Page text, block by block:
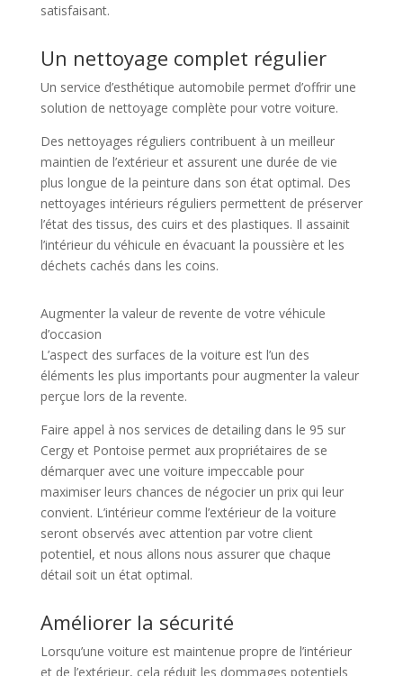
satisfaisant.
Un nettoyage complet régulier
Un service d’esthétique automobile permet d’offrir une
solution de nettoyage complète pour votre voiture.
Des nettoyages réguliers contribuent à un meilleur
maintien de l’extérieur et assurent une durée de vie
plus longue de la peinture dans son état optimal. Des
nettoyages intérieurs réguliers permettent de préserver
l’état des tissus, des cuirs et des plastiques. Il assainit
l’intérieur du véhicule en évacuant la poussière et les
déchets cachés dans les coins.
Augmenter la valeur de revente de votre véhicule
d’occasion
L’aspect des surfaces de la voiture est l’un des
éléments les plus importants pour augmenter la valeur
perçue lors de la revente.
Faire appel à nos services de detailing dans le 95 sur
Cergy et Pontoise permet aux propriétaires de se
démarquer avec une voiture impeccable pour
maximiser leurs chances de négocier un prix qui leur
convient. L’intérieur comme l’extérieur de la voiture
seront observés avec attention par votre client
potentiel, et nous allons nous assurer que chaque
détail soit un état optimal.
Améliorer la sécurité
Lorsqu’une voiture est maintenue propre de l’intérieur
et de l’extérieur, cela réduit les dommages potentiels